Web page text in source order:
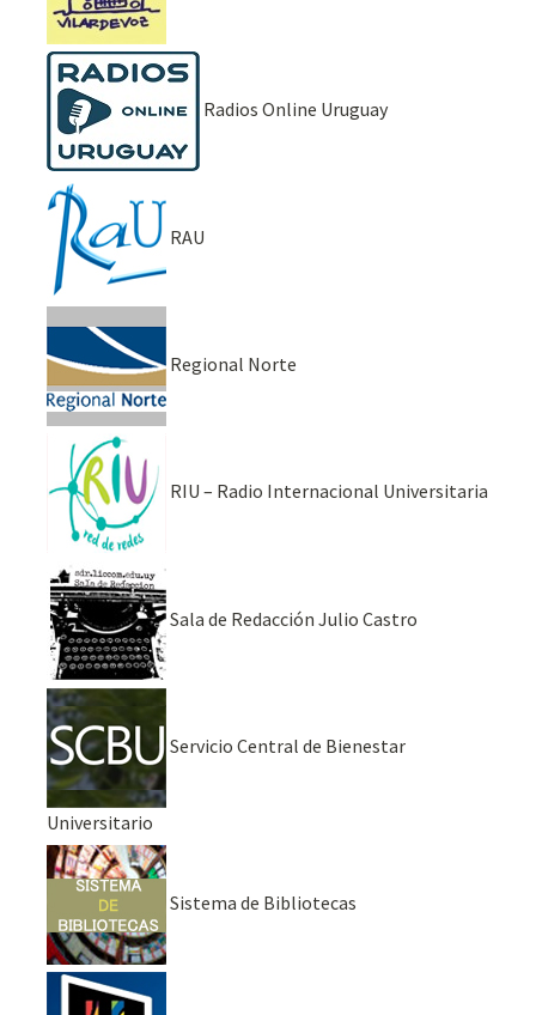
Radios Online Uruguay
RAU
Regional Norte
RIU – Radio Internacional Universitaria
Sala de Redacción Julio Castro
Servicio Central de Bienestar
Universitario
Sistema de Bibliotecas